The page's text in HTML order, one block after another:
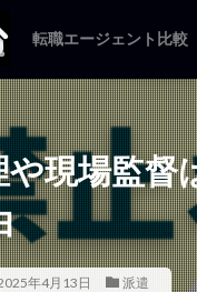
転職エージェント比較
や現場監督
年4月13日 派遣
カテゴリー
タグ
未経験